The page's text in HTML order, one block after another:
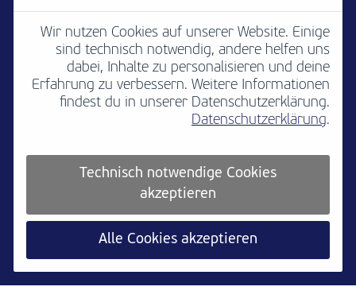
Jobs Impressum
Teilnahmebedingungen
Datenschutz Cookie settings
Wir nutzen Cookies auf unserer Website. Einige
sind technisch notwendig, andere helfen uns
dabei, Inhalte zu personalisieren und deine
Erfahrung zu verbessern. Weitere Informationen
findest du in unserer Datenschutzerklärung.
Datenschutzerklärung.
Technisch notwendige Cookies
akzeptieren
Alle Cookies akzeptieren